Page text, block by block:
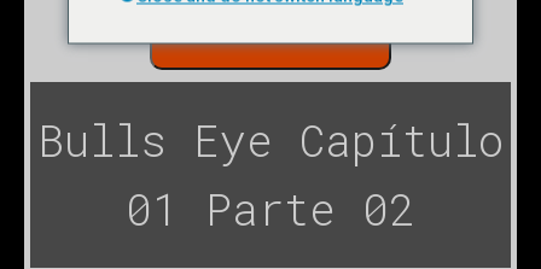
Bulls Eye Capítulo
01 Parte 02